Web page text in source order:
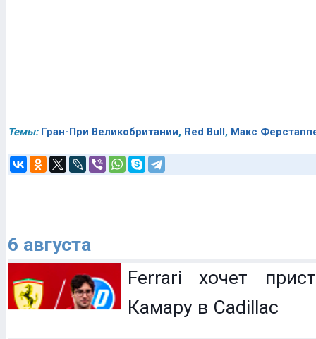
Темы: Гран-При Великобритании, Red Bull, Макс
6 августа
Ferrari хочет
Камару в Cadillac